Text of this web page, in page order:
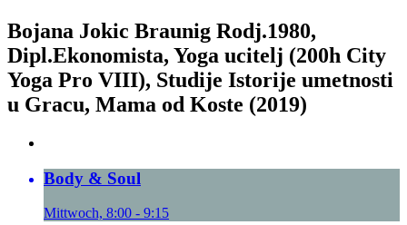
Bojana Jokic Braunig Rodj.1980,
Dipl.Ekonomista, Yoga ucitelj (200h City
Yoga Pro VIII), Studije Istorije umetnosti
u Gracu, Mama od Koste (2019)
Body & Soul
Mittwoch, 8:00 - 9:15